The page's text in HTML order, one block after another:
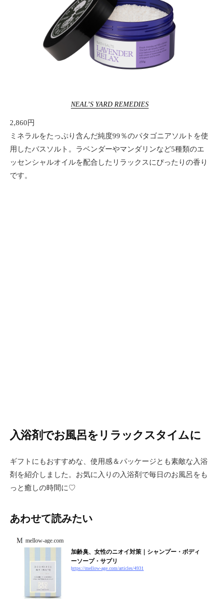
NEAL’S YARD REMEDIES
2,860円
ミネラルをたっぷり含んだ純度99％のパタゴニアソルトを使
用したバスソルト。ラベンダーやマンダリンなど5種類のエ
ッセンシャルオイルを配合したリラックスにぴったりの香り
です。
入浴剤でお風呂をリラックスタイムに
ギフトにもおすすめな、使用感＆パッケージとも素敵な入浴
剤を紹介しました。お気に入りの入浴剤で毎日のお風呂をも
っと癒しの時間に♡
あわせて読みたい
mellow-age.com
加齢臭、女性のニオイ対策｜シャンプー・ボディ
ーソープ・サプリ
https://mellow-age.com/articles/4931